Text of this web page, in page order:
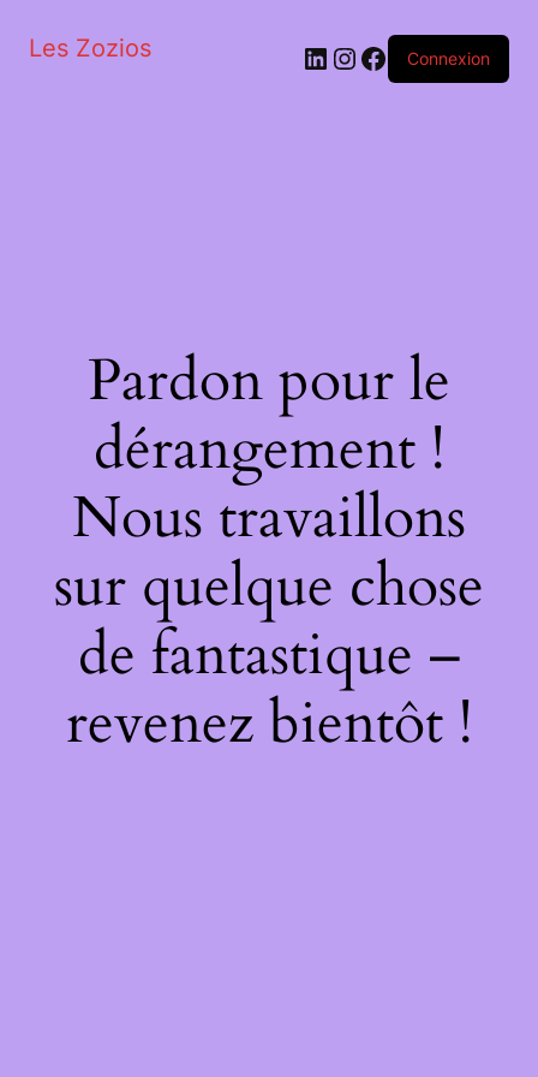
Les Zozios LinkedIn
Instagram
Facebook
Connexion
Pardon pour le
dérangement !
Nous travaillons
sur quelque chose
de fantastique –
revenez bientôt !